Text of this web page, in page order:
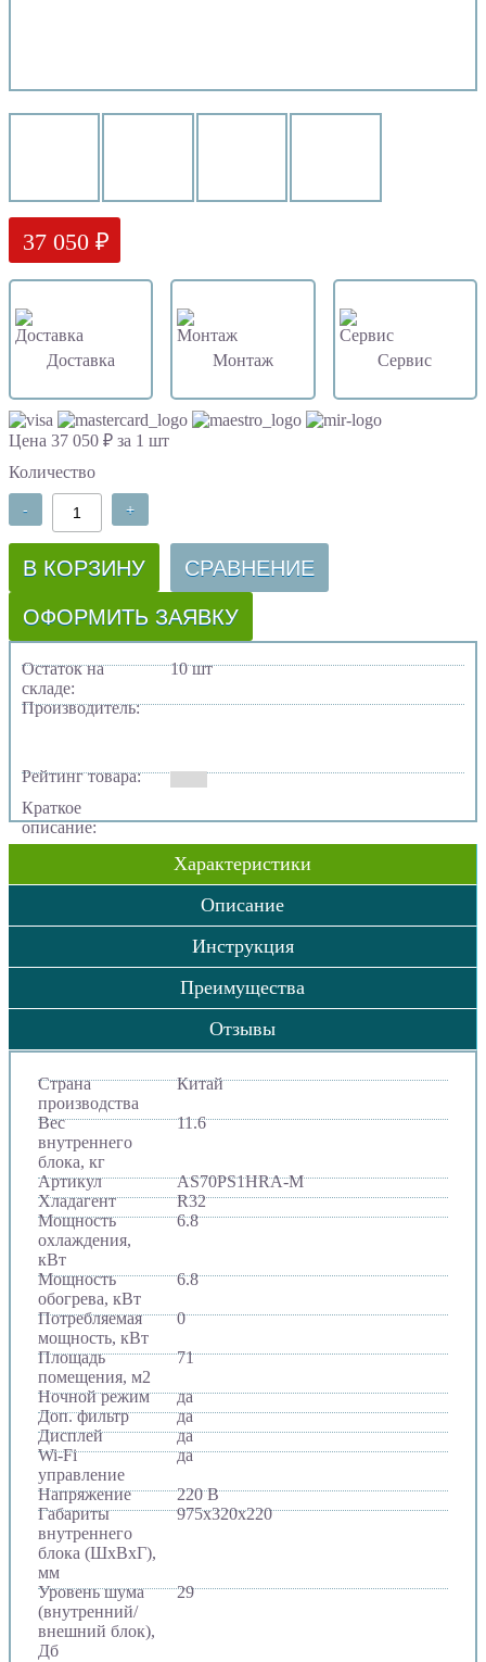
37 050 ₽
Доставка Монтаж Сервис
Цена 37 050 ₽ за 1 шт
Количество
- +
В КОРЗИНУ СРАВНЕНИЕ
ОФОРМИТЬ ЗАЯВКУ
Остаток на
складе:
10 шт
Производитель:
Рейтинг товара:
Краткое
описание:
Характеристики
Описание
Инструкция
Преимущества
Отзывы
Страна
производства
Китай
Вес
внутреннего
блока, кг
11.6
Артикул
AS70PS1HRA-M
Хладагент
R32
Мощность
охлаждения,
кВт
6.8
Мощность
обогрева, кВт
6.8
Потребляемая
мощность, кВт
0
Площадь
помещения, м2
71
Ночной режим
да
Доп. фильтр
да
Дисплей
да
Wi-Fi
управление
да
Напряжение
220 В
Габариты
внутреннего
блока (ШхВхГ),
мм
975х320х220
Уровень шума
(внутренний/
внешний блок),
Дб
29